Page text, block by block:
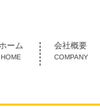
HOME COMPANY
ーム 会社概要